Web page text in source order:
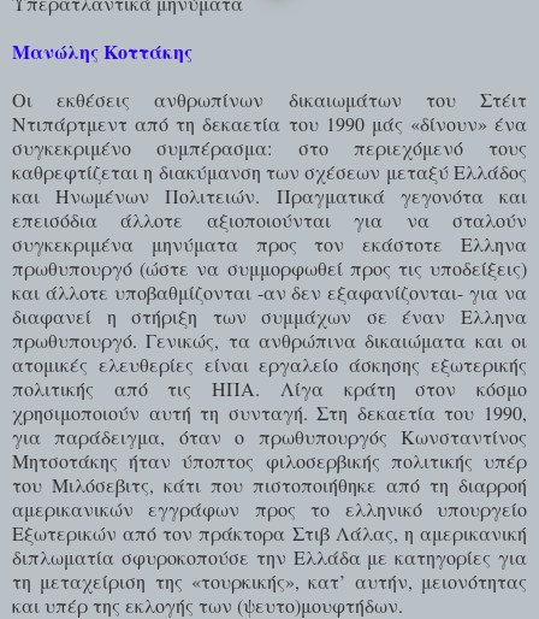
Μανώλης Κοττάκης
Οι εκθέσεις ανθρωπίνων δικαιωμάτων του Στέιτ
Ντιπάρτμεντ από τη δεκαετία του 1990 μάς «δίνουν» ένα
συγκεκριμένο συμπέρασμα: στο περιεχόμενό τους
καθρεφτίζεται η διακύμανση των σχέσεων μεταξύ Ελλάδος
και Ηνωμένων Πολιτειών. Πραγματικά γεγονότα και
επεισόδια άλλοτε αξιοποιούνται για να σταλούν
συγκεκριμένα μηνύματα προς τον εκάστοτε Ελληνα
πρωθυπουργό (ώστε να συμμορφωθεί προς τις υποδείξεις)
και άλλοτε υποβαθμίζονται -αν δεν εξαφανίζονται- για να
διαφανεί η στήριξη των συμμάχων σε έναν Ελληνα
πρωθυπουργό. Γενικώς, τα ανθρώπινα δικαιώματα και οι
ατομικές ελευθερίες είναι εργαλείο άσκησης εξωτερικής
πολιτικής από τις ΗΠΑ. Λίγα κράτη στον κόσμο
χρησιμοποιούν αυτή τη συνταγή. Στη δεκαετία του 1990,
για παράδειγμα, όταν ο πρωθυπουργός Κωνσταντίνος
Μητσοτάκης ήταν ύποπτος φιλοσερβικής πολιτικής υπέρ
του Μιλόσεβιτς, κάτι που πιστοποιήθηκε από τη διαρροή
αμερικανικών εγγράφων προς το ελληνικό υπουργείο
Εξωτερικών από τον πράκτορα Στιβ Λάλας, η αμερικανική
διπλωματία σφυροκοπούσε την Ελλάδα με κατηγορίες για
τη μεταχείριση της «τουρκικής», κατ’ αυτήν, μειονότητας
και υπέρ της εκλογής των (ψευτο)μουφτήδων.